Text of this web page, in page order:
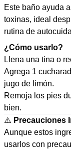
Este baño ayuda a
toxinas, ideal
rutina de
¿Cómo usarlo?
Llena una tina o
Agrega 1
jugo de limón.
Remoja los pies
bien.
⚠️ Precauciones
Aunque estos
usarlos con